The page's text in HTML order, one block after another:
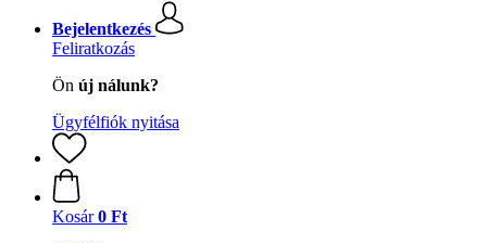
Bejelentkezés
Feliratkozás
Ön új nálunk?
Ügyfélfiók nyitása
Kosár 0 Ft